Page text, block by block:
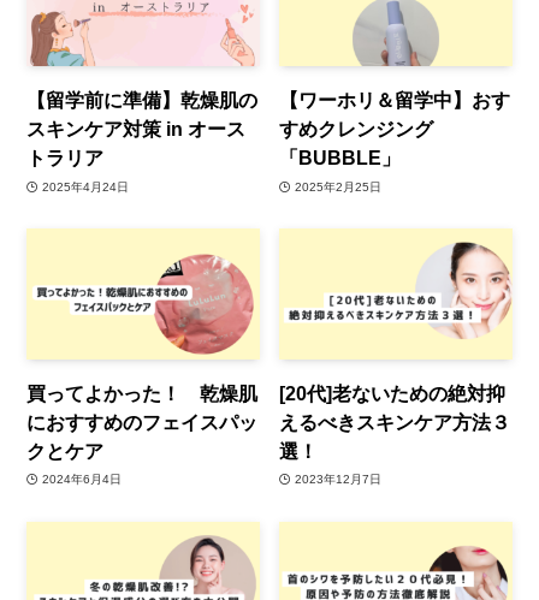
【留学前に準備】乾燥肌の
スキンケア対策 in オース
トラリア
2025年4月24日
【ワーホリ＆留学中】おす
すめクレンジング
「BUBBLE」
2025年2月25日
買ってよかった！ 乾燥肌
におすすめのフェイスパッ
クとケア
2024年6月4日
[20代]老ないための絶対抑
えるべきスキンケア方法３
選！
2023年12月7日